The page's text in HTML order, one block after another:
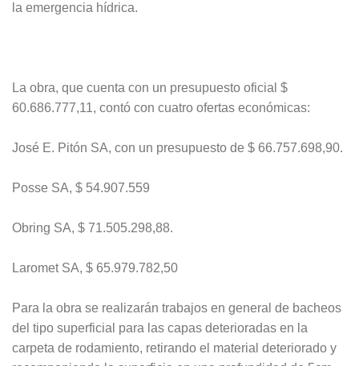
la emergencia hídrica.
La obra, que cuenta con un presupuesto oficial $
60.686.777,11, contó con cuatro ofertas económicas:
José E. Pitón SA, con un presupuesto de $ 66.757.698,90.
Posse SA, $ 54.907.559
Obring SA, $ 71.505.298,88.
Laromet SA, $ 65.979.782,50
Para la obra se realizarán trabajos en general de bacheos
del tipo superficial para las capas deterioradas en la
carpeta de rodamiento, retirando el material deteriorado y